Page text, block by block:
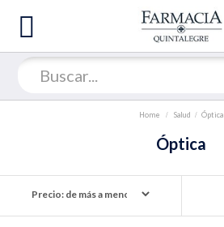
Home Salud Óptica
Óptica